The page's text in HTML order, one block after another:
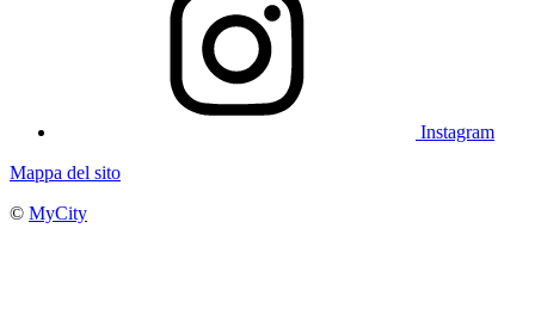
Instagram
Mappa del sito
© MyCity